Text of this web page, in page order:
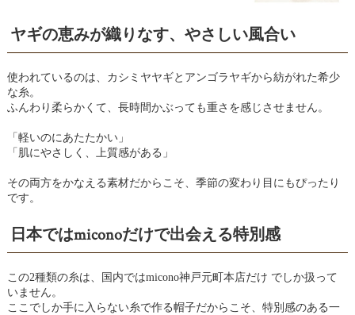
ヤギの恵みが織りなす、やさしい風合い
使われているのは、カシミヤヤギとアンゴラヤギから紡がれた希少
な糸。
ふんわり柔らかくて、長時間かぶっても重さを感じさせません。
「軽いのにあたたかい」
「肌にやさしく、上質感がある」
その両方をかなえる素材だからこそ、季節の変わり目にもぴったり
です。
日本ではmiconoだけで出会える特別感
この2種類の糸は、国内ではmicono神戸元町本店だけ でしか扱って
いません。
ここでしか手に入らない糸で作る帽子だからこそ、特別感のある一